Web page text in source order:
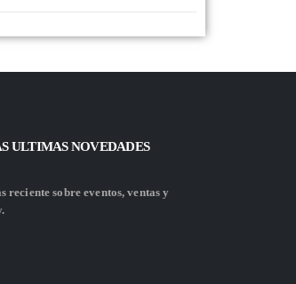
ULTIMAS NOVEDADES
sobre eventos, ventas y